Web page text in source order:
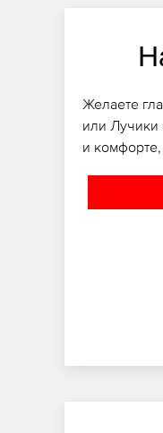
Желаете
или Лучики
и